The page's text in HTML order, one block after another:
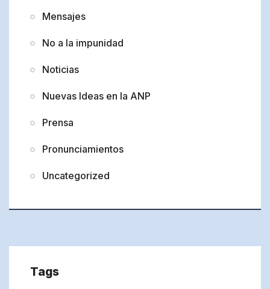
Mensajes
No a la impunidad
Noticias
Nuevas Ideas en la ANP
Prensa
Pronunciamientos
Uncategorized
Tags